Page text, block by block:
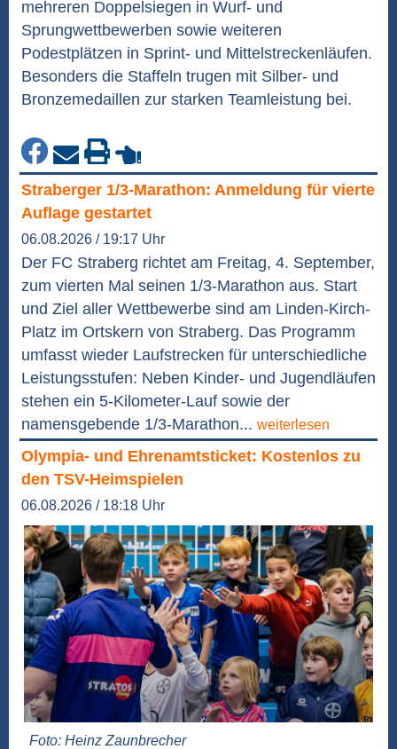
mehreren Doppelsiegen in Wurf- und
Sprungwettbewerben sowie weiteren
Podestplätzen in Sprint- und Mittelstreckenläufen.
Besonders die Staffeln trugen mit Silber- und
Bronzemedaillen zur starken Teamleistung bei.
Straberger 1/3-Marathon: Anmeldung für vierte
Auflage gestartet
06.08.2026 / 19:17 Uhr
Der FC Straberg richtet am Freitag, 4. September,
zum vierten Mal seinen 1/3-Marathon aus. Start
und Ziel aller Wettbewerbe sind am Linden-Kirch-
Platz im Ortskern von Straberg. Das Programm
umfasst wieder Laufstrecken für unterschiedliche
Leistungsstufen: Neben Kinder- und Jugendläufen
stehen ein 5-Kilometer-Lauf sowie der
namensgebende 1/3-Marathon... weiterlesen
Olympia- und Ehrenamtsticket: Kostenlos zu
den TSV-Heimspielen
06.08.2026 / 18:18 Uhr
Foto: Heinz Zaunbrecher